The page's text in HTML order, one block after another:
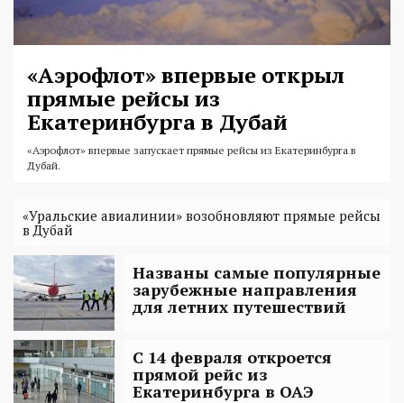
«Аэрофлот» впервые открыл
прямые рейсы из
Екатеринбурга в Дубай
«Аэрофлот» впервые запускает прямые рейсы из Екатеринбурга в
Дубай.
«Уральские авиалинии» возобновляют прямые рейсы
в Дубай
Названы самые популярные
зарубежные направления
для летних путешествий
С 14 февраля откроется
прямой рейс из
Екатеринбурга в ОАЭ